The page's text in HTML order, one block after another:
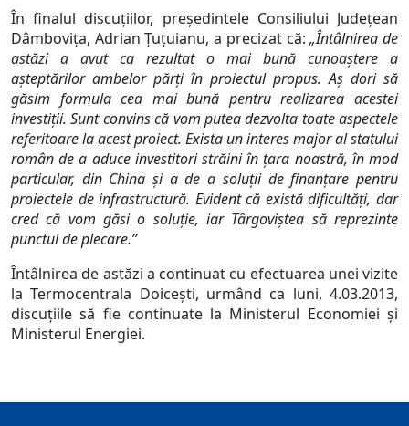
În finalul discuţiilor, preşedintele Consiliului Judeţean
Dâmboviţa, Adrian Ţuţuianu, a precizat că:„Întâlnirea de
astăzi a avut ca rezultat o mai bună cunoaştere a
aşteptărilor ambelor părţi în proiectul propus. Aş dori să
găsim formula cea mai bună pentru realizarea acestei
investiţii. Sunt convins că vom putea dezvolta toate aspectele
referitoare la acest proiect. Exista un interes major al statului
român de a aduce investitori străini în ţara noastră, în mod
particular, din China şi a de a soluţii de finanţare pentru
proiectele de infrastructură. Evident că există dificultăţi, dar
cred că vom găsi o soluţie, iar Târgoviştea să reprezinte
punctul de plecare.”
Întâlnirea de astăzi a continuat cu efectuarea unei vizite
la Termocentrala Doiceşti, urmând ca luni, 4.03.2013,
discuţiile să fie continuate la Ministerul Economiei şi
Ministerul Energiei.